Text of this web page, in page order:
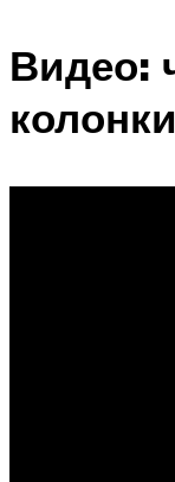
Видео:
колонки